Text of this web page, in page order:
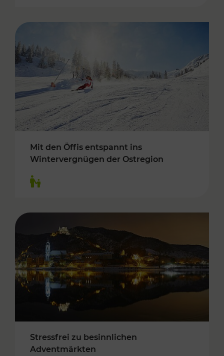
Mit den Öffis entspannt ins
Wintervergnügen der Ostregion
Stressfrei zu besinnlichen
Adventmärkten